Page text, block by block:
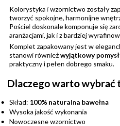
Kolorystyka i wzornictwo zostały
tworzyć spokojne, harmonijne
Pościel doskonale komponuje się
aranżacjami, jak i z bardziej
Komplet zapakowany jest w
stanowi równieżwyjątkowy
praktyczny i pełen dobrego smaku.
Dlaczego warto wybrać
Skład: 100% naturalna bawełna
Wysoka jakość wykonania
Nowoczesne wzornictwo